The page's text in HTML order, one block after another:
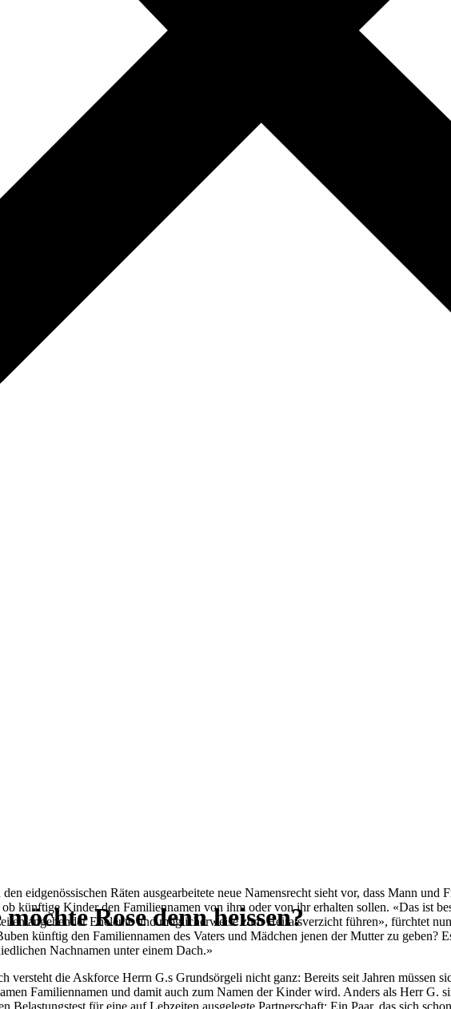
Rose denn heissen?
eidgenössischen Räten ausgearbeitete neue Namensrecht sieht vor, dass Mann
ob künftige Kinder den Familiennamen von ihm oder von ihr erhalten sollen. «Das ist
angehender Eheleute und möglicherweise zum Heiratsverzicht führen», fürchtet
künftig den Familiennamen des Vaters und Mädchen jenen der Mutter zu geben?
Nachnamen unter einem Dach.»
versteht die Askforce Herrn G.s Grundsörgeli nicht ganz: Bereits seit Jahren müssen
Familiennamen und damit auch zum Namen der Kinder wird. Anders als Herr G.
Belastungstest für eine auf Lebzeiten ausgelegte Partnerschaft: Ein Paar, das sich